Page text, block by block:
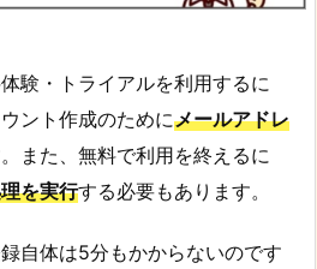
験・トライアルを利用するに
ント作成のためにメールアドレ
また、無料で利用を終えるに
を実行する必要もあります。
自体は5分もかからないのです